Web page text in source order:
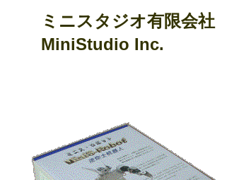
ミニスタジオ有限会社
MiniStudio Inc.